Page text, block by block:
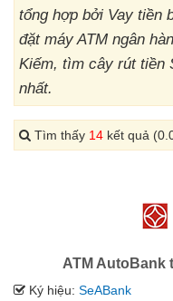
tổng hợp bởi Vay tiền
đặt máy ATM ngân
Kiếm, tìm cây rút tiền
nhất.
Tìm thấy 14 kết quả
ATM AutoBank
Ký hiệu: SeABank